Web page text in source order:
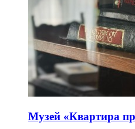
Музей «Квартира